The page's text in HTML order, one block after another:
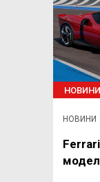
НОВИНИ
НОВИНИ